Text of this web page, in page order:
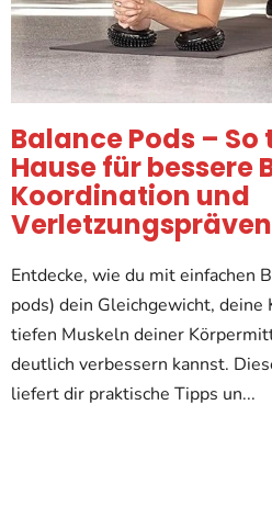
Balance Pods –
Hause für bessere
Koordination und
Entdecke, wie du mit einfachen
pods) dein Gleichgewicht, deine
tiefen Muskeln deiner
deutlich verbessern kannst.
liefert dir praktische Tipps un...